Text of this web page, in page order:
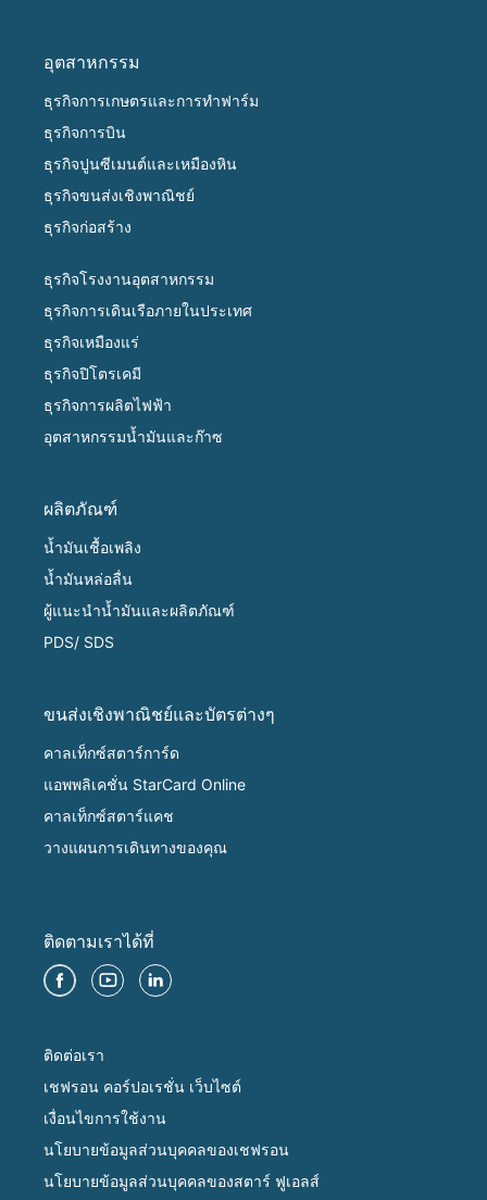
อุตสาหกรรม
ธุรกิจการเกษตรและการทำฟาร์ม
ธุรกิจการบิน
ธุรกิจปูนซีเมนต์และเหมืองหิน
ธุรกิจขนส่งเชิงพาณิชย์
ธุรกิจก่อสร้าง
ธุรกิจโรงงานอุตสาหกรรม
ธุรกิจการเดินเรือภายในประเทศ
ธุรกิจเหมืองแร่
ธุรกิจปิโตรเคมี
ธุรกิจการผลิตไฟฟ้า
อุตสาหกรรมน้ำมันและก๊าซ
ผลิตภัณฑ์
น้ำมันเชื้อเพลิง
น้ำมันหล่อลื่น
ผู้แนะนำน้ำมันและผลิตภัณฑ์
PDS/ SDS
ขนส่งเชิงพาณิชย์และบัตรต่างๆ
คาลเท็กซ์สตาร์การ์ด
แอพพลิเคชั่น StarCard Online
คาลเท็กซ์สตาร์แคช
วางแผนการเดินทางของคุณ
ติดตามเราได้ที่
ติดต่อเรา
เชฟรอน คอร์ปอเรชั่น เว็บไซต์
เงื่อนไขการใช้งาน
นโยบายข้อมูลส่วนบุคคลของเชฟรอน
นโยบายข้อมูลส่วนบุคคลของสตาร์ ฟูเอลส์